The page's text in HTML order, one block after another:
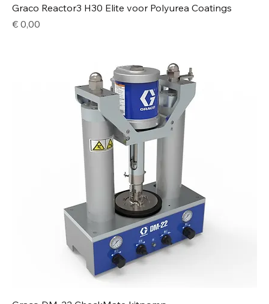
Graco Reactor3 H30 Elite voor Polyurea Coatings
Price
€ 0,00